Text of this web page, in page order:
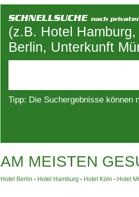
(z.B. Hotel
Berlin, Unterkunft
Tipp: Die Suchergebnisse können
AM MEISTEN
Hotel Berlin - Hotel Hamburg - Hotel Köln - Hotel